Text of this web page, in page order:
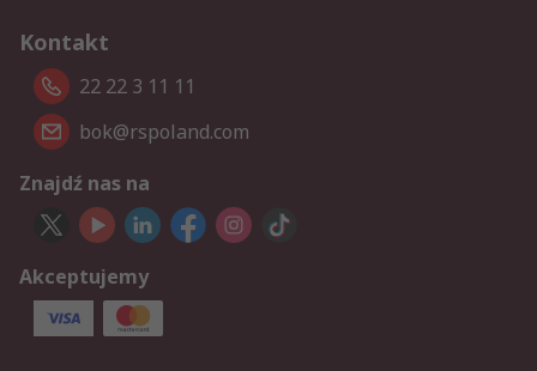
Kontakt
22 22 3 11 11
bok@rspoland.com
Znajdź nas na
Akceptujemy